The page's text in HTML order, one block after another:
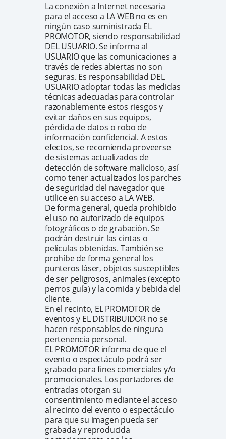
La conexión a Internet necesaria
para el acceso a LA WEB no es en
ningún caso suministrada EL
PROMOTOR, siendo responsabilidad
DEL USUARIO. Se informa al
USUARIO que las comunicaciones a
través de redes abiertas no son
seguras. Es responsabilidad DEL
USUARIO adoptar todas las medidas
técnicas adecuadas para controlar
razonablemente estos riesgos y
evitar daños en sus equipos,
pérdida de datos o robo de
información confidencial. A estos
efectos, se recomienda proveerse
de sistemas actualizados de
detección de software malicioso, así
como tener actualizados los parches
de seguridad del navegador que
utilice en su acceso a LA WEB.
De forma general, queda prohibido
el uso no autorizado de equipos
fotográficos o de grabación. Se
podrán destruir las cintas o
películas obtenidas. También se
prohíbe de forma general los
punteros láser, objetos susceptibles
de ser peligrosos, animales (excepto
perros guía) y la comida y bebida del
cliente.
En el recinto, EL PROMOTOR de
eventos y EL DISTRIBUIDOR no se
hacen responsables de ninguna
pertenencia personal.
EL PROMOTOR informa de que el
evento o espectáculo podrá ser
grabado para fines comerciales y/o
promocionales. Los portadores de
entradas otorgan su
consentimiento mediante el acceso
al recinto del evento o espectáculo
para que su imagen pueda ser
grabada y reproducida